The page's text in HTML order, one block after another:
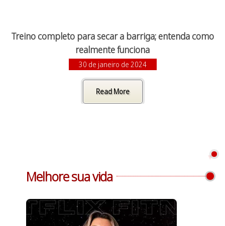
Treino completo para secar a barriga; entenda como
realmente funciona
30 de janeiro de 2024
Read More
Melhore sua vida